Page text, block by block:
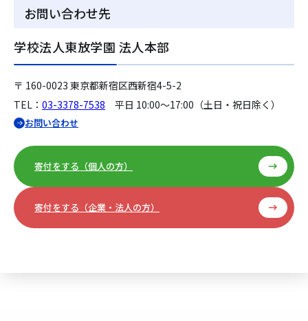
お問い合わせ先
学校法人東放学園 法人本部
〒 160-0023 東京都新宿区西新宿4-5-2
TEL： 03-3378-7538 平日 10:00〜17:00（土日・祝日除く）
お問い合わせ
寄付をする（個人の方）
寄付をする（企業・法人の方）